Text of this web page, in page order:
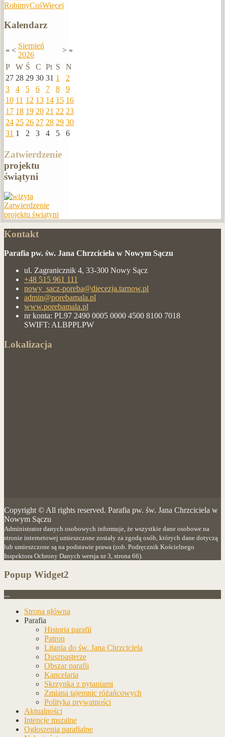
RobimyCośWięcej
Kalendarz
« <
Sierpień
2026
> »
P
W Ś C Pt S
N
27 28 29 30 31 1
2
3
4 5 6 7 8
9
10 11 12 13 14 15 16
17 18 19 20 21 22 23
24 25 26 27 28 29 30
31 1 2 3 4 5 6
Zatwierdzenie
projektu
świątyni
Zatwierdzenie
projektu świątyni
Kontakt
Parafia pw. św. Jana Chrzciciela w Nowym Sączu
ul. Zagranicznik 4, 33-300 Nowy Sącz
+48 515 961 111
nowy_sacz-poreba@diecezja.tarnow.pl
admin@porebamala.pl
www.porebamala.pl
nr konta: PL97 2490 0005 0000 4500 8100 7018
SWIFT: ALBPPLPW
Lokalizacja
Copyright © All rights reserved. Parafia pw. św. Jana Chrzciciela w
Nowym Sączu
Administrator danych osobowych informuje, że wszystkie dane osobowe na
stronie internetowej umieszczone zostały za zgodą osób, których dane dotyczą
lub umieszczone są na podstawie prawa (zob. Podręcznik Kościelnego
Inspektora Ochrony Danych wersja nr 3, strona 66).
Popup Widget2
...
Strona główna
Parafia
Historia parafii
Patron
Litania do św. Jana Chrzciciela
Duszpasterze
Obszar parafii
Kancelaria
Skrzynka z pytaniami
Zmiana tajemnic różańcowych
Polityka prywatności
Aktualności
Intencje mszalne
Ogłoszenia parafialne